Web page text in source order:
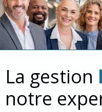
La gestion
notre